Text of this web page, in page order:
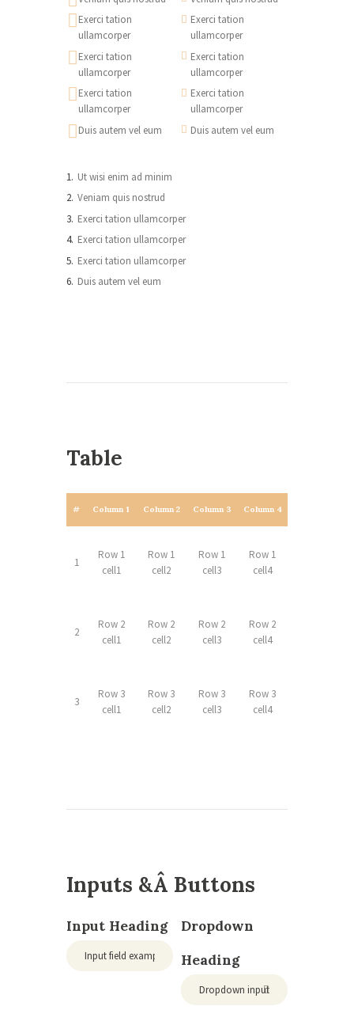
Exerci tation
ullamcorper
Exerci tation
ullamcorper
Exerci tation
ullamcorper
Duis autem vel eum
Exerci tation
ullamcorper
Exerci tation
ullamcorper
Exerci tation
ullamcorper
Duis autem vel eum
Ut wisi enim ad minim
Veniam quis nostrud
Exerci tation ullamcorper
Exerci tation ullamcorper
Exerci tation ullamcorper
Duis autem vel eum
Table
# Column 1 Column 2 Column 3 Column 4
1
Row 1
cell1
Row 1
cell2
Row 1
cell3
Row 1
cell4
2
Row 2
cell1
Row 2
cell2
Row 2
cell3
Row 2
cell4
3
Row 3
cell1
Row 3
cell2
Row 3
cell3
Row 3
cell4
Inputs &Â Buttons
Input Heading
Dropdown
Heading